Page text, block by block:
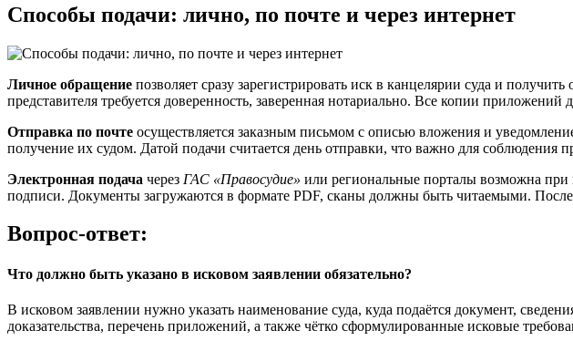
Способы подачи: лично, по почте и через интернет
Личное обращение позволяет сразу зарегистрировать иск в канцелярии суда и
представителя требуется доверенность, заверенная нотариально. Все копии
Отправка по почте осуществляется заказным письмом с описью вложения и
получение их судом. Датой подачи считается день отправки, что важно для соблюдения
Электронная подача через ГАС «Правосудие» или региональные порталы возможна
подписи. Документы загружаются в формате PDF, сканы должны быть читаемыми.
Вопрос-ответ:
Что должно быть указано в исковом заявлении обязательно?
В исковом заявлении нужно указать наименование суда, куда подаётся документ,
доказательства, перечень приложений, а также чётко сформулированные исковые